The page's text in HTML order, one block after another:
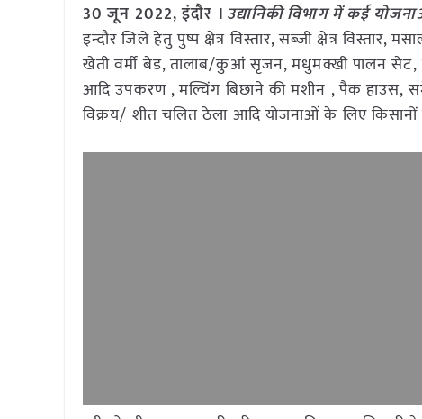
30 जून 2022, इंदौर । उद्यानिकी विभाग में कई
इन्दौर जिले हेतु पुष्प क्षेत्र विस्तार, सब्जी क्षेत्र विस्तार,
खेती वर्मी बेड, तालाब/कुआं सृजन, मधुमक्खी पालन सेट,
आदि उपकरण , मल्चिंग बिछाने की मशीन , पैक हाउस,
विक्रय/ शीत चलित ठेला आदि योजनाओं के लिए